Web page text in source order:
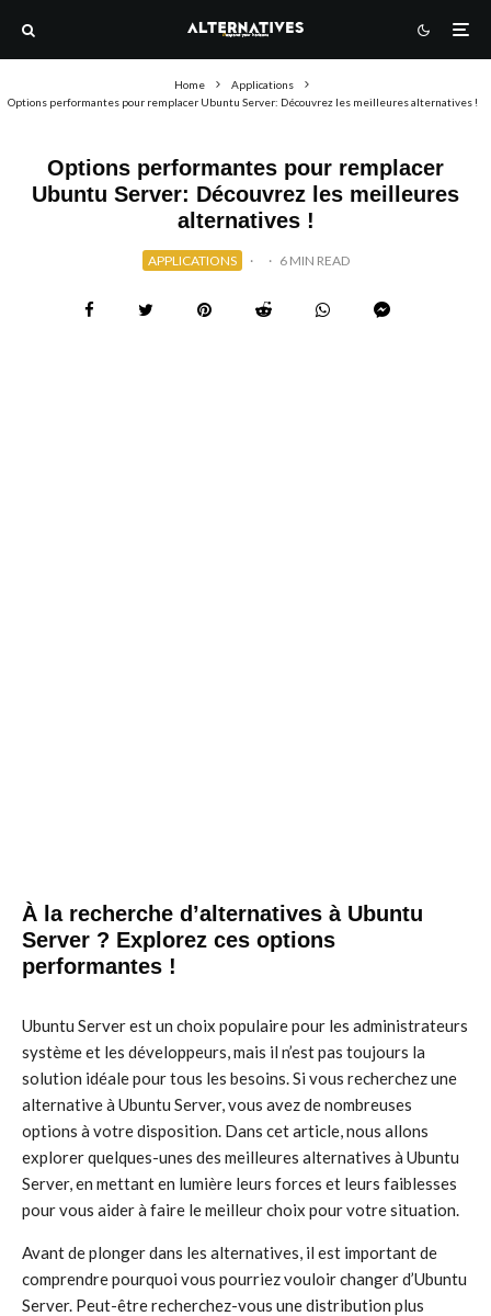
Home
Applications
Options performantes pour remplacer Ubuntu Server: Découvrez les meilleures alternatives !
Options performantes pour remplacer
Ubuntu Server: Découvrez les meilleures
alternatives !
APPLICATIONS · · 6 MIN READ
À la recherche d’alternatives à Ubuntu
Server ? Explorez ces options
performantes !
Ubuntu Server est un choix populaire pour les administrateurs
système et les développeurs, mais il n’est pas toujours la
solution idéale pour tous les besoins. Si vous recherchez une
alternative à Ubuntu Server, vous avez de nombreuses
options à votre disposition. Dans cet article, nous allons
explorer quelques-unes des meilleures alternatives à Ubuntu
Server, en mettant en lumière leurs forces et leurs faiblesses
pour vous aider à faire le meilleur choix pour votre situation.
Avant de plonger dans les alternatives, il est important de
comprendre pourquoi vous pourriez vouloir changer d’Ubuntu
Server. Peut-être recherchez-vous une distribution plus